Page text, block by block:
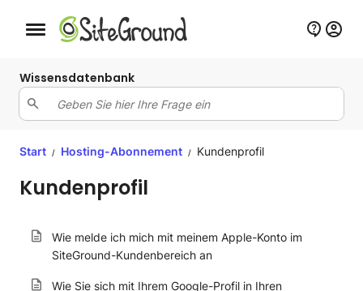
Schaltfläche Mobile Navigation
Wissensdatenbank
Start / Hosting-Abonnement / Kundenprofil
Kundenprofil
Wie melde ich mich mit meinem Apple-Konto im
SiteGround-Kundenbereich an
Wie Sie sich mit Ihrem Google-Profil in Ihren